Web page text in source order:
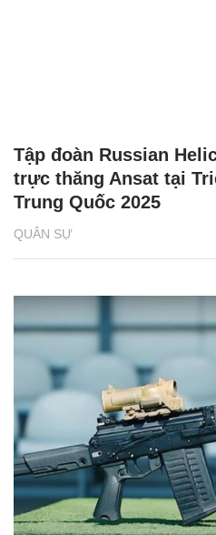
QUÂN SỰ
Tập đoàn Russian
trực thăng Ansat tại
Trung Quốc 2025